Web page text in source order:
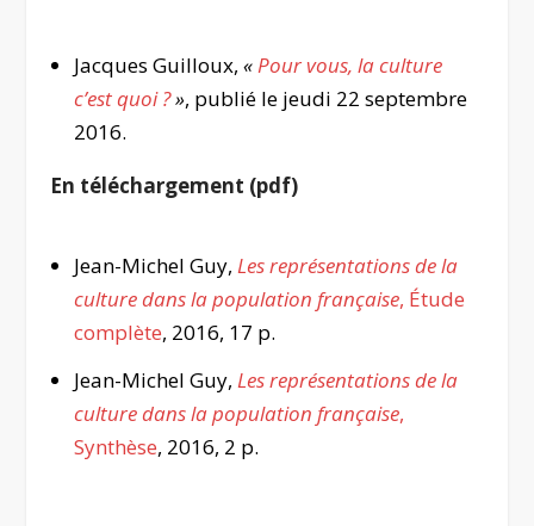
Jacques Guilloux, «Pour vous, la culture
c’est quoi ?», publié le jeudi 22 septembre
2016.
En téléchargement (pdf)
Jean-Michel Guy, Les représentations de la
culture dans la population française, Étude
complète, 2016, 17 p.
Jean-Michel Guy, Les représentations de la
culture dans la population française,
Synthèse, 2016, 2 p.